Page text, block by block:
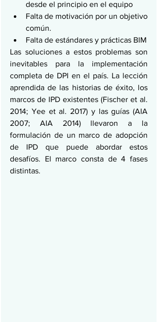
desde el principio en el equipo
Falta de motivación por un objetivo
común.
Falta de estándares y prácticas BIM
Las soluciones a estos problemas son
inevitables para la implementación
completa de DPI en el país. La lección
aprendida de las historias de éxito, los
marcos de IPD existentes (Fischer et al.
2014; Yee et al. 2017) y las guías (AIA
2007; AIA 2014) llevaron a la
formulación de un marco de adopción
de IPD que puede abordar estos
desafíos. El marco consta de 4 fases
distintas.